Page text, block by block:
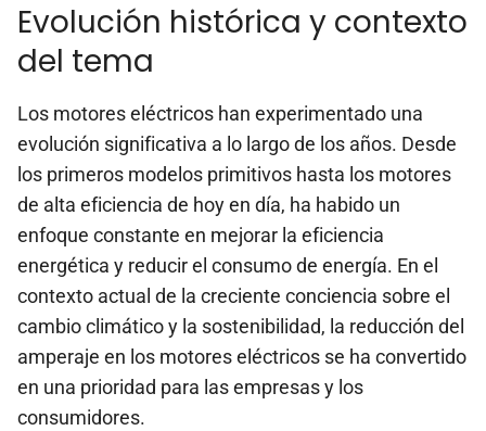
Evolución histórica y contexto
del tema
Los motores eléctricos han experimentado una
evolución significativa a lo largo de los años. Desde
los primeros modelos primitivos hasta los motores
de alta eficiencia de hoy en día, ha habido un
enfoque constante en mejorar la eficiencia
energética y reducir el consumo de energía. En el
contexto actual de la creciente conciencia sobre el
cambio climático y la sostenibilidad, la reducción del
amperaje en los motores eléctricos se ha convertido
en una prioridad para las empresas y los
consumidores.